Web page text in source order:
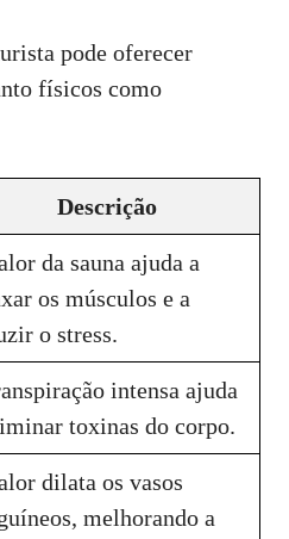
pode oferecer
físicos como
Descrição
da sauna ajuda a
os músculos e a
o stress.
intensa ajuda
toxinas do corpo.
dilata os vasos
melhorando a